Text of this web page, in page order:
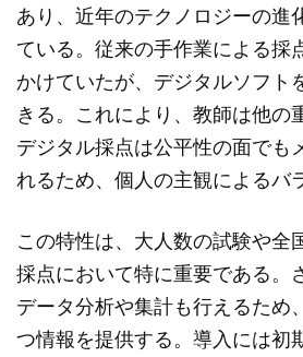
あり、近年のテクノロジーの進
ている。従来の手作業による採
かけていたが、デジタルソフト
きる。これにより、教師は他の
デジタル採点は公平性の面でも
れるため、個人の主観によるバ
この特性は、大人数の試験や全
採点において特に重要である。
データ分析や集計も行えるため
つ情報を提供する。導入には初